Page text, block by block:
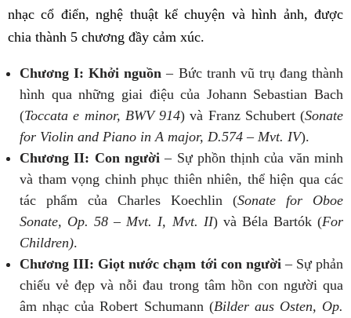
nhạc cổ điển, nghệ thuật kể chuyện và hình ảnh, được
chia thành 5 chương đầy cảm xúc.
Chương I: Khởi nguồn – Bức tranh vũ trụ đang thành
hình qua những giai điệu của Johann Sebastian Bach
(Toccata e minor, BWV 914) và Franz Schubert (Sonate
for Violin and Piano in A major, D.574 – Mvt. IV).
Chương II: Con người – Sự phồn thịnh của văn minh
và tham vọng chinh phục thiên nhiên, thể hiện qua các
tác phẩm của Charles Koechlin (Sonate for Oboe
Sonate, Op. 58 – Mvt. I, Mvt. II) và Béla Bartók (For
Children).
Chương III: Giọt nước chạm tới con người – Sự phản
chiếu vẻ đẹp và nỗi đau trong tâm hồn con người qua
âm nhạc của Robert Schumann (Bilder aus Osten, Op.